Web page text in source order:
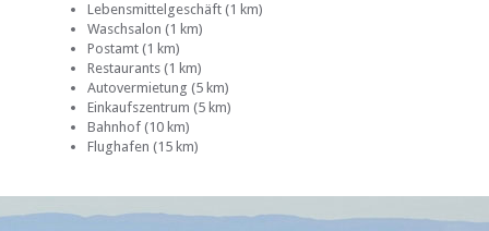
Lebensmittelgeschäft (1 km)
Waschsalon (1 km)
Postamt (1 km)
Restaurants (1 km)
Autovermietung (5 km)
Einkaufszentrum (5 km)
Bahnhof (10 km)
Flughafen (15 km)